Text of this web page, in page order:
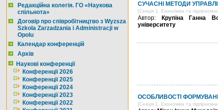
Редакційна колегія. ГО «Наукова
спільнота»
Договір про співробітництво з Wyzsza
Szkola Zarzadzania i Administracji w
Opolu
Календар конференцій
Архів
Наукові конференції
Конференції 2026
Конференції 2025
Конференції 2024
Конференції 2023
Конференції 2022
СУЧАСНІ МЕТОДИ
[Секція 1. Економіка та
Автор:
Крупіна Ганна
університету
ОСОБЛИВОСТІ
[Секція 1. Економіка та